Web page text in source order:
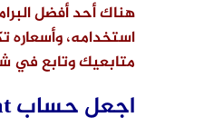
هناك أحد أفضل
استخدامه، وأسعاره
متابعيك وتابع في
اجعل حساب Snapchat الخاص بك أكثر قابلية للاكتشاف